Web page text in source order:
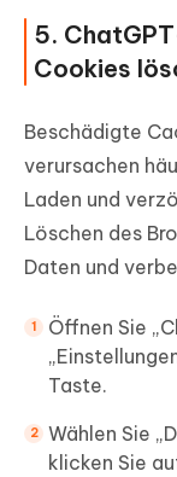
5.
Cookies
Beschädigte
verursachen
Laden und
Löschen des
Daten und
Öffnen Sie
Taste.
Wählen Sie
klicken Sie